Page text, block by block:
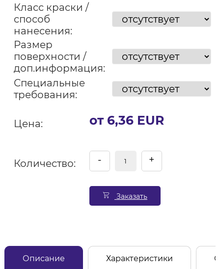
Класс краски /
способ
нанесения:
Размер
поверхности /
доп.информация:
Специальные
требования:
Цена: от 6,36 EUR
Количество: - +
Заказать
Описание Характеристики